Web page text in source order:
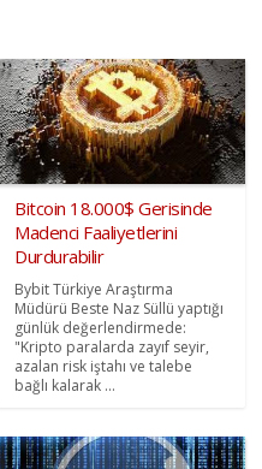
Bitcoin 18.000$ Gerisinde
Madenci Faaliyetlerini
Durdurabilir
Bybit Türkiye Araştırma
Müdürü Beste Naz Süllü yaptığı
günlük değerlendirmede:
"Kripto paralarda zayıf seyir,
azalan risk iştahı ve talebe
bağlı kalarak ...